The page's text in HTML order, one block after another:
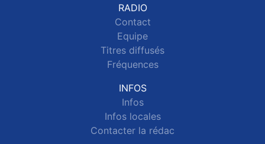
RADIO
Contact
Equipe
Titres diffusés
Fréquences
INFOS
Infos
Infos locales
Contacter la rédac